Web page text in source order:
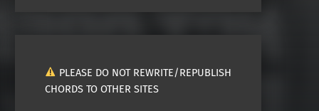
PLEASE DO NOT REWRITE/REPUBLISH
CHORDS TO OTHER SITES